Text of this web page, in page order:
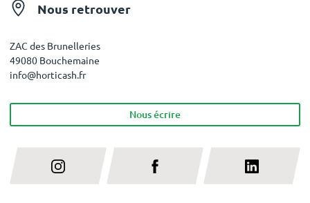
Nous retrouver
ZAC des Brunelleries
49080 Bouchemaine
info@horticash.fr
Nous écrire